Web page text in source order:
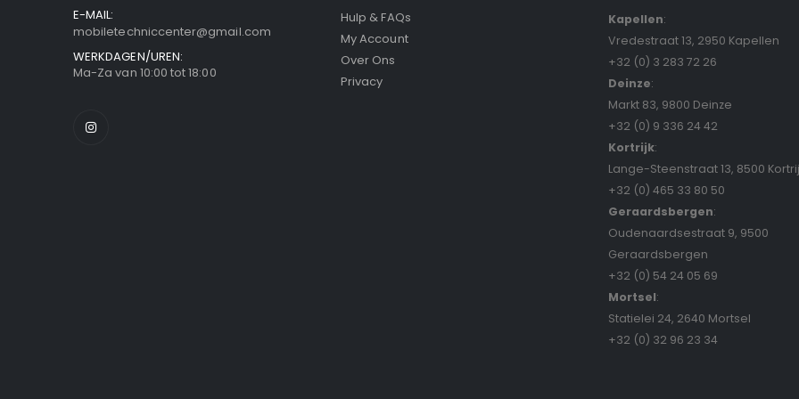
E-MAIL:
mobiletechniccenter@gmail.com
WERKDAGEN/UREN:
Ma-Za van 10:00 tot 18:00
Hulp & FAQs
My Account
Over Ons
Privacy
Kapellen:
Vredestraat 13, 2950 Kapellen
+32 (0) 3 283 72 26
Deinze:
Markt 83, 9800 Deinze
+32 (0) 9 336 24 42
Kortrijk:
Lange-Steenstraat 13, 8500
+32 (0) 465 33 80 50
Geraardsbergen:
Oudenaardsestraat 9, 9500
Geraardsbergen
+32 (0) 54 24 05 69
Mortsel:
Statielei 24, 2640 Mortsel
+32 (0) 32 96 23 34